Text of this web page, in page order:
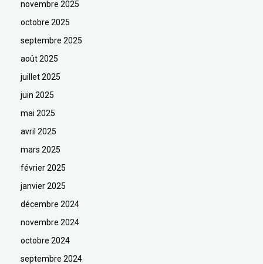
novembre 2025
octobre 2025
septembre 2025
août 2025
juillet 2025
juin 2025
mai 2025
avril 2025
mars 2025
février 2025
janvier 2025
décembre 2024
novembre 2024
octobre 2024
septembre 2024